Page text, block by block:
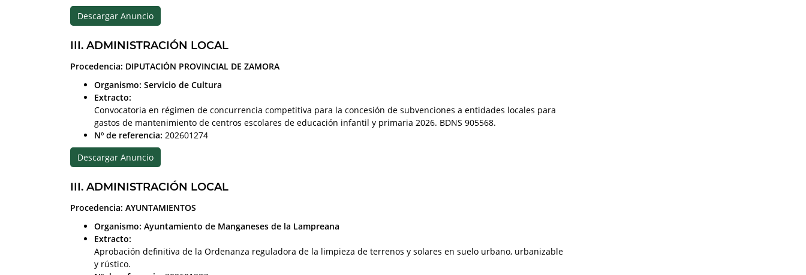
Descargar Anuncio
III. ADMINISTRACIÓN LOCAL
Procedencia: DIPUTACIÓN PROVINCIAL DE ZAMORA
Organismo: Servicio de Cultura
Extracto:
Convocatoria en régimen de concurrencia competitiva para la concesión de subvenciones a entidades locales para
gastos de mantenimiento de centros escolares de educación infantil y primaria 2026. BDNS 905568.
Nº de referencia: 202601274
Descargar Anuncio
III. ADMINISTRACIÓN LOCAL
Procedencia: AYUNTAMIENTOS
Organismo: Ayuntamiento de Manganeses de la Lampreana
Extracto:
Aprobación definitiva de la Ordenanza reguladora de la limpieza de terrenos y solares en suelo urbano, urbanizable
y rústico.